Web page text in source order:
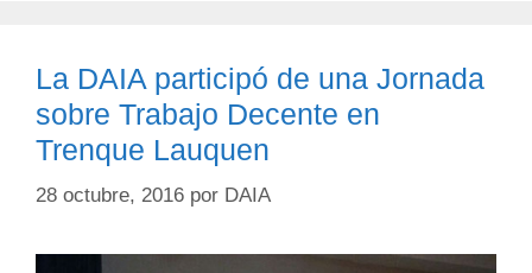
La DAIA participó de una Jornada
sobre Trabajo Decente en
Trenque Lauquen
28 octubre, 2016 por DAIA